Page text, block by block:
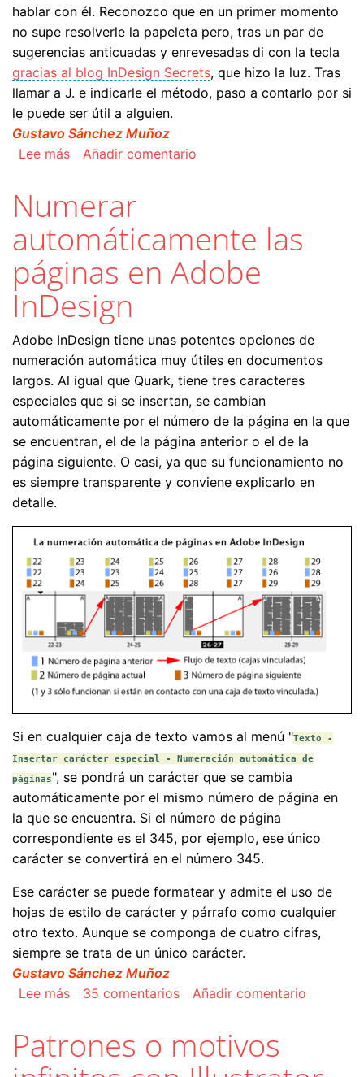
hablar con él. Reconozco que en un primer momento
no supe resolverle la papeleta pero, tras un par de
sugerencias anticuadas y enrevesadas di con la tecla
gracias al blog InDesign Secrets, que hizo la luz. Tras
llamar a J. e indicarle el método, paso a contarlo por si
le puede ser útil a alguien.
Gustavo Sánchez Muñoz
Lee mássobre Hacer que una muestra usada en
Añadir comentario
Numerar
automáticamente las
páginas en Adobe
InDesign
Adobe InDesign tiene unas potentes opciones de
numeración automática muy útiles en documentos
largos. Al igual que Quark, tiene tres caracteres
especiales que si se insertan, se cambian
automáticamente por el número de la página en la que
se encuentran, el de la página anterior o el de la
página siguiente. O casi, ya que su funcionamiento no
es siempre transparente y conviene explicarlo en
detalle.
Si en cualquier caja de texto vamos al menú "Texto -
Insertar carácter especial - Numeración automática de
páginas", se pondrá un carácter que se cambia
automáticamente por el mismo número de página en
la que se encuentra. Si el número de página
correspondiente es el 345, por ejemplo, ese único
carácter se convertirá en el número 345.
Ese carácter se puede formatear y admite el uso de
hojas de estilo de carácter y párrafo como cualquier
otro texto. Aunque se componga de cuatro cifras,
siempre se trata de un único carácter.
Gustavo Sánchez Muñoz
Lee mássobre Numerar automáticamente las páginas
35 comentarios Añadir comentario
Patrones o motivos